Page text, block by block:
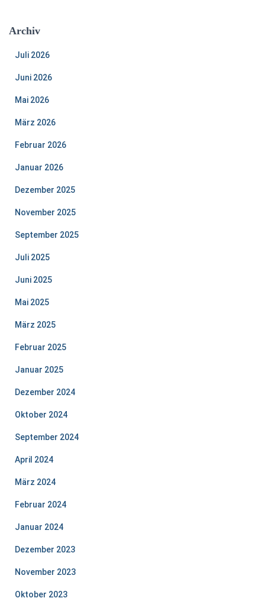
Archiv
Juli 2026
Juni 2026
Mai 2026
März 2026
Februar 2026
Januar 2026
Dezember 2025
November 2025
September 2025
Juli 2025
Juni 2025
Mai 2025
März 2025
Februar 2025
Januar 2025
Dezember 2024
Oktober 2024
September 2024
April 2024
März 2024
Februar 2024
Januar 2024
Dezember 2023
November 2023
Oktober 2023